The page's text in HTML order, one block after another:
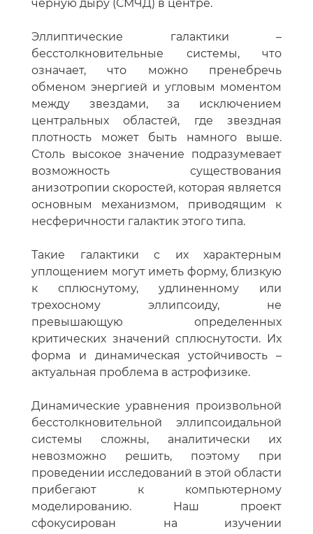
черную дыру (СМЧД) в центре.
Эллиптические галактики –
бесстолкновительные системы, что
означает, что можно пренебречь
обменом энергией и угловым моментом
между звездами, за исключением
центральных областей, где звездная
плотность может быть намного выше.
Столь высокое значение подразумевает
возможность существования
анизотропии скоростей, которая является
основным механизмом, приводящим к
несферичности галактик этого типа.
Такие галактики с их характерным
уплощением могут иметь форму, близкую
к сплюснутому, удлиненному или
трехосному эллипсоиду, не
превышающую определенных
критических значений сплюснутости. Их
форма и динамическая устойчивость –
актуальная проблема в астрофизике.
Динамические уравнения произвольной
бесстолкновительной эллипсоидальной
системы сложны, аналитически их
невозможно решить, поэтому при
проведении исследований в этой области
прибегают к компьютерному
моделированию. Наш проект
сфокусирован на изучении